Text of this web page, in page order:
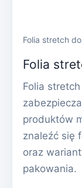
Folia stretch
Folia
Folia
produktów
znaleźć się
oraz
pakowania.